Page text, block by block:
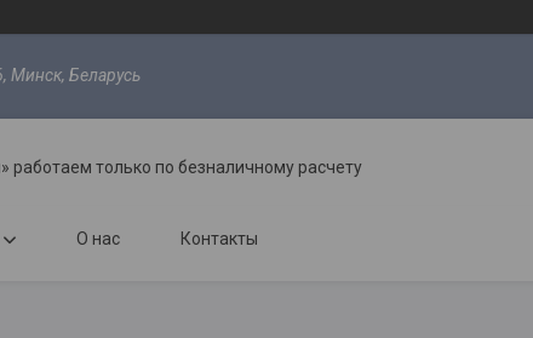
Минск, Беларусь
работаем только по безналичному расчету
О нас Контакты